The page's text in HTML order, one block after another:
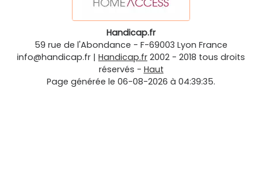
Handicap.fr
59 rue de l'Abondance - F-69003 Lyon France
info@handicap.fr | Handicap.fr 2002 - 2018 tous droits
réservés - Haut
Page générée le 06-08-2026 à 04:39:35.